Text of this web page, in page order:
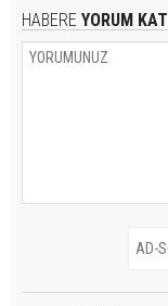
HABERE YORUM KAT